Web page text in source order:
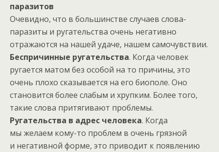
паразитов
Очевидно, что в большинстве случаев слова-
паразиты и ругательства очень негативно
отражаются на нашей удаче, нашем самочувствии.
Беспричинные ругательства. Когда человек
ругается матом без особой на то причины, это
очень плохо сказывается на его биополе. Оно
становится более слабым и хрупким. Более того,
такие слова притягивают проблемы.
Ругательства в адрес человека. Когда
мы желаем кому-то проблем в очень грязной
и негативной форме, это приводит к появлению